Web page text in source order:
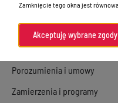
powiatowego
Organy Powiatu
Oświadczenia majątkowe
Porozumienia i umowy
Zamierzenia i programy
Zamknięcie tego okna jest
Akceptuję wybrane zgody